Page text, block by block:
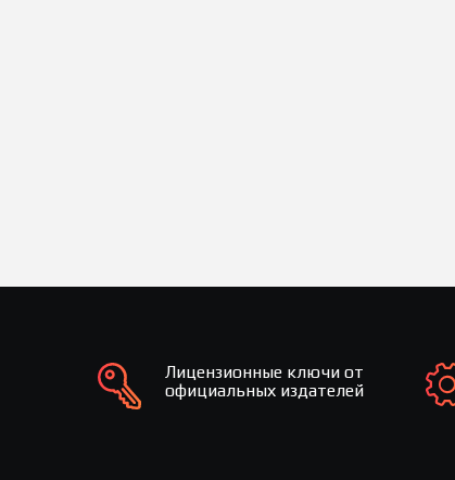
Лицензионные ключи от
официальных издателей